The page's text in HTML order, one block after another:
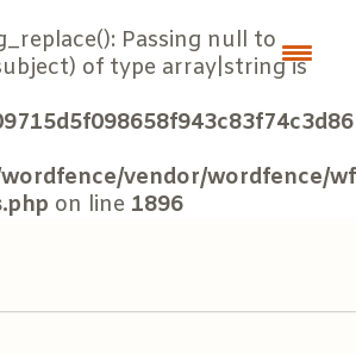
Passing null to
of type array|string is
vendor/wordfence/wf
on line 1896